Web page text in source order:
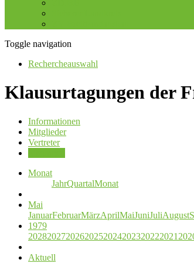
Toggle navigation
Rechercheauswahl
Klausurtagungen der
Informationen
Mitglieder
Vertreter
Monat
JahrQuartalMonat
Mai
JanuarFebruarMärzAprilMaiJuniJuliAugust
1979
20282027202620252024202320222021
Aktuell